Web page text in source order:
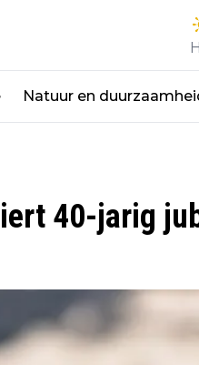
Natuur en
40-jarig